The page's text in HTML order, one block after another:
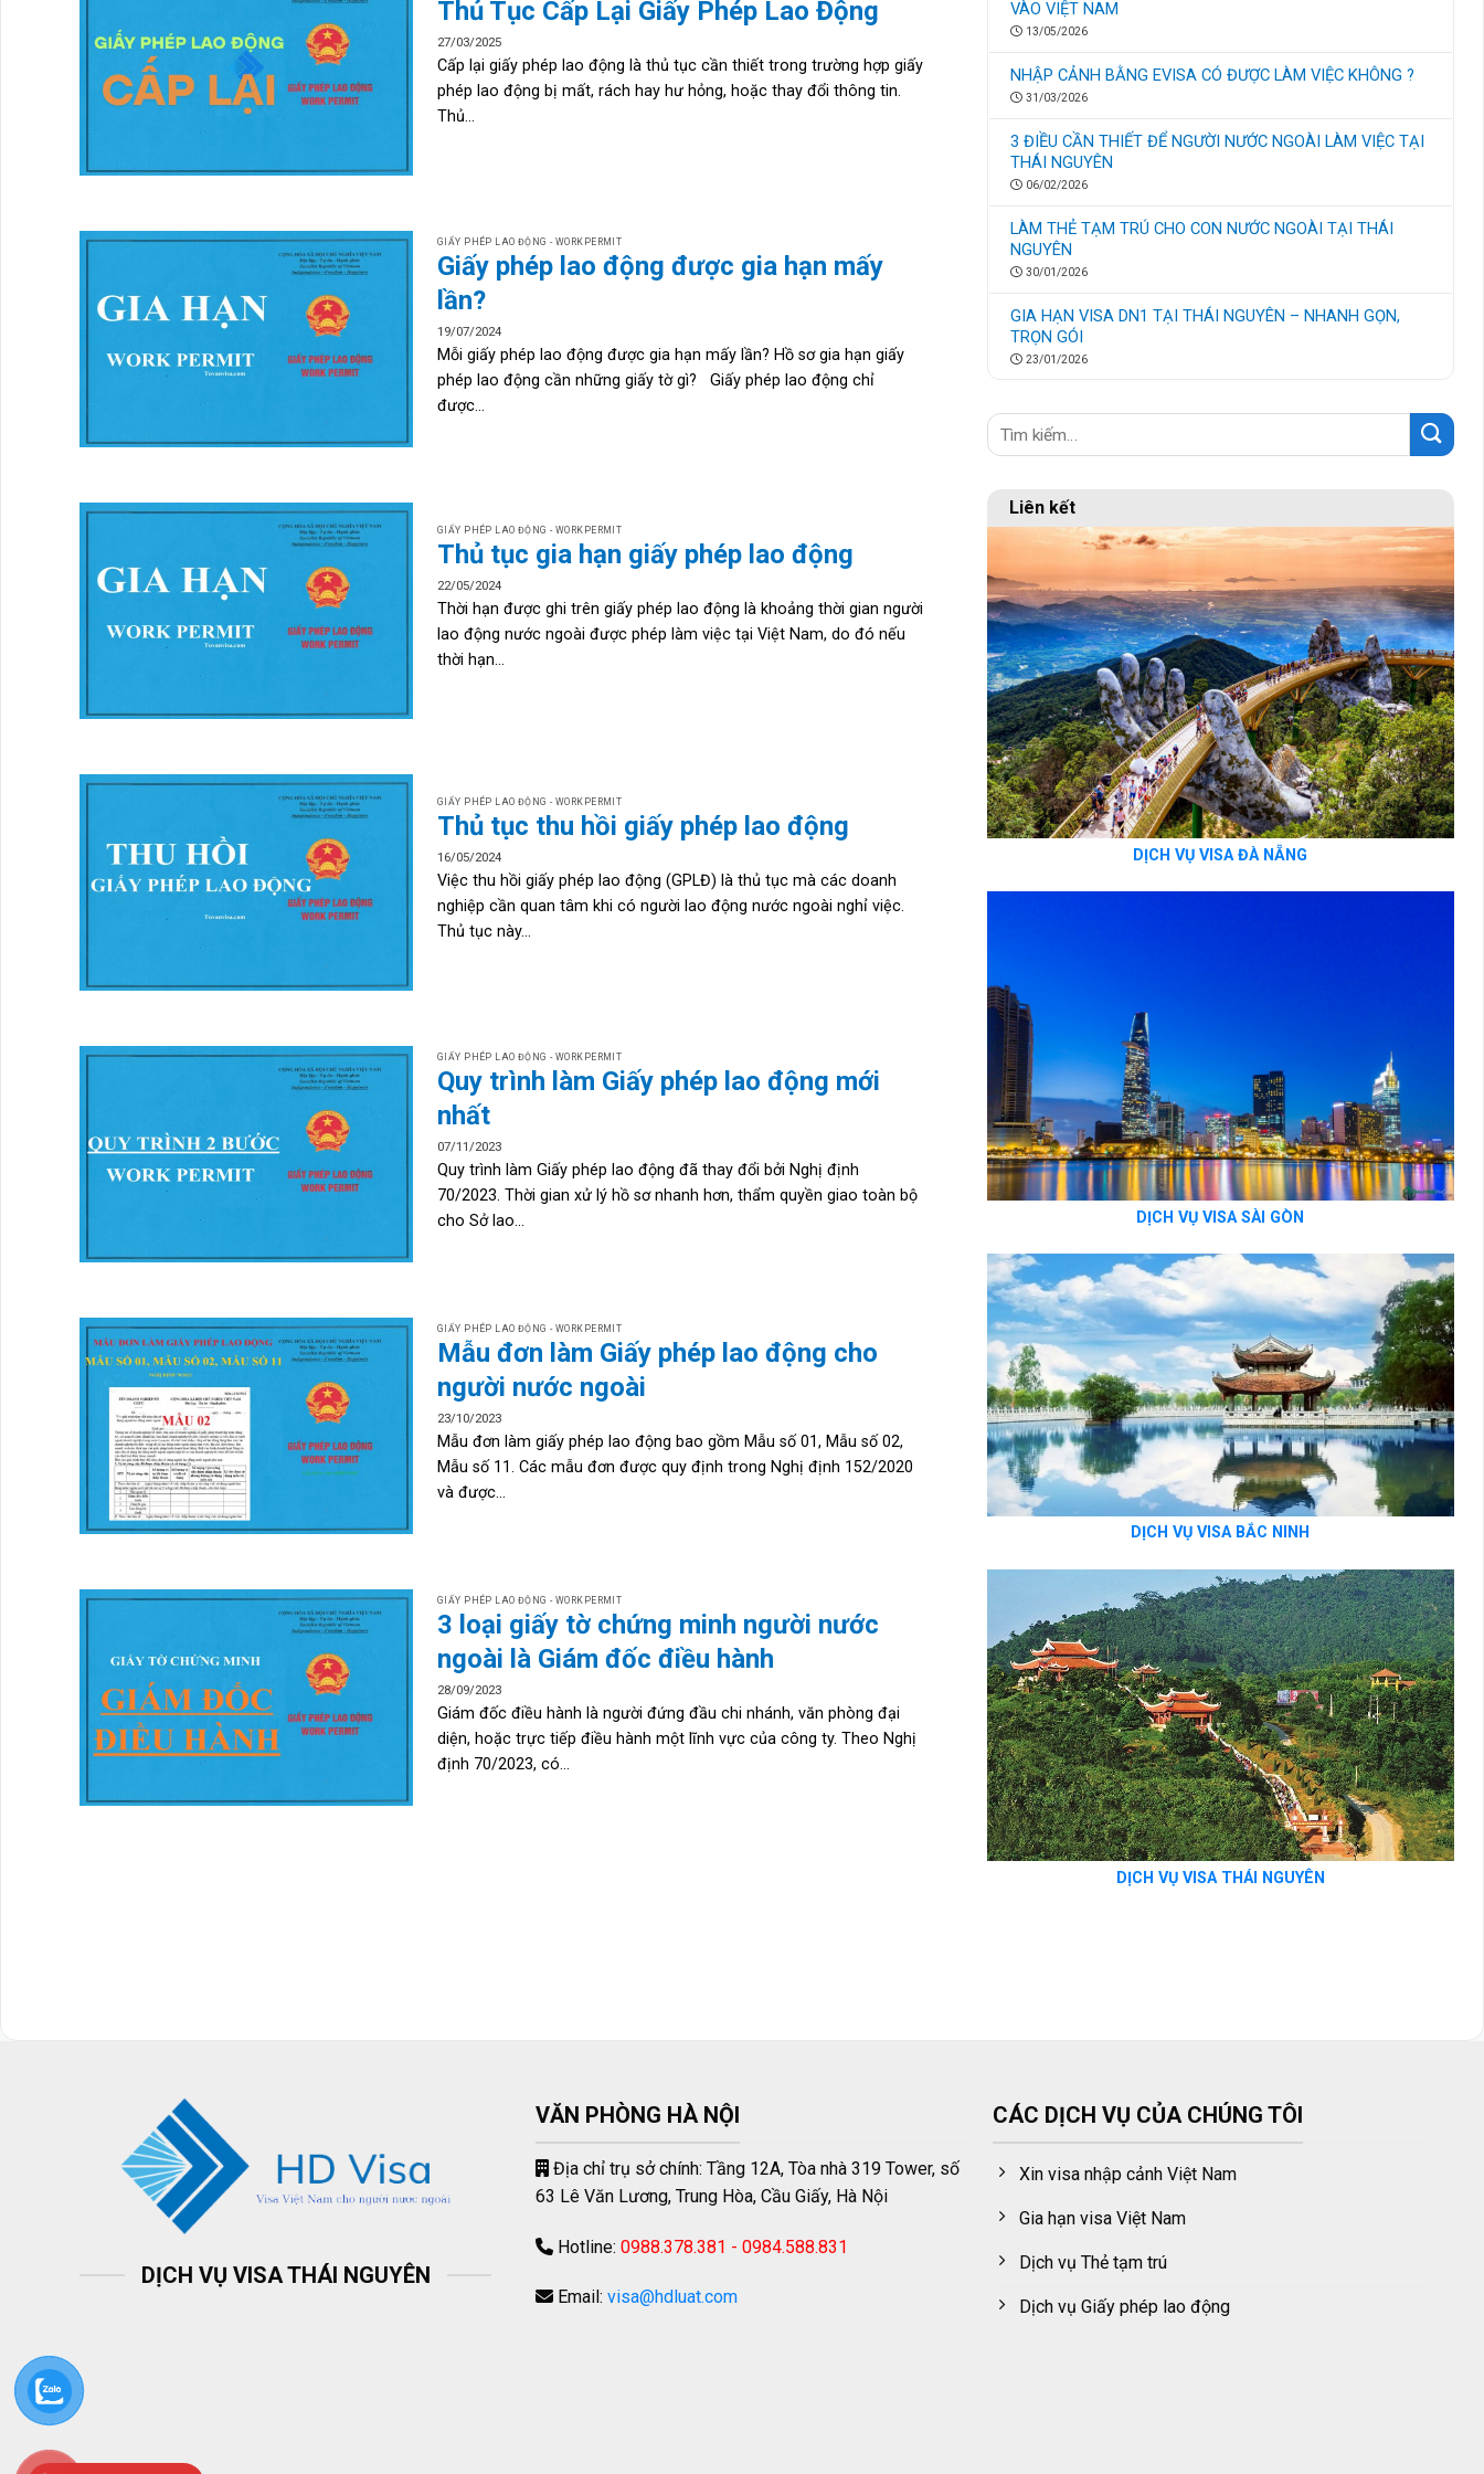
Thủ Tục Cấp Lại Giấy Phép Lao Động
27/03/2025
Cấp lại giấy phép lao động là thủ tục cần thiết trong trường hợp giấy
phép lao động bị mất, rách hay hư hỏng, hoặc thay đổi thông tin.
Thủ...
GIẤY PHÉP LAO ĐỘNG - WORKPERMIT
Giấy phép lao động được gia hạn mấy
lần?
19/07/2024
Mỗi giấy phép lao động được gia hạn mấy lần? Hồ sơ gia hạn giấy
phép lao động cần những giấy tờ gì? Giấy phép lao động chỉ
được...
GIẤY PHÉP LAO ĐỘNG - WORKPERMIT
Thủ tục gia hạn giấy phép lao động
22/05/2024
Thời hạn được ghi trên giấy phép lao động là khoảng thời gian người
lao động nước ngoài được phép làm việc tại Việt Nam, do đó nếu
thời hạn...
GIẤY PHÉP LAO ĐỘNG - WORKPERMIT
Thủ tục thu hồi giấy phép lao động
16/05/2024
Việc thu hồi giấy phép lao động (GPLĐ) là thủ tục mà các doanh
nghiệp cần quan tâm khi có người lao động nước ngoài nghỉ việc.
Thủ tục này...
GIẤY PHÉP LAO ĐỘNG - WORKPERMIT
Quy trình làm Giấy phép lao động mới
nhất
07/11/2023
Quy trình làm Giấy phép lao động đã thay đổi bởi Nghị định
70/2023. Thời gian xử lý hồ sơ nhanh hơn, thẩm quyền giao toàn bộ
cho Sở lao...
GIẤY PHÉP LAO ĐỘNG - WORKPERMIT
Mẫu đơn làm Giấy phép lao động cho
người nước ngoài
23/10/2023
Mẫu đơn làm giấy phép lao động bao gồm Mẫu số 01, Mẫu số 02,
Mẫu số 11. Các mẫu đơn được quy định trong Nghị định 152/2020
và được...
GIẤY PHÉP LAO ĐỘNG - WORKPERMIT
3 loại giấy tờ chứng minh người nước
ngoài là Giám đốc điều hành
28/09/2023
Giám đốc điều hành là người đứng đầu chi nhánh, văn phòng đại
diện, hoặc trực tiếp điều hành một lĩnh vực của công ty. Theo Nghị
định 70/2023, có...
VÀO VIỆT NAM
13/05/2026
NHẬP CẢNH BẰNG EVISA CÓ ĐƯỢC LÀM VIỆC KHÔNG ?
31/03/2026
3 ĐIỀU CẦN THIẾT ĐỂ NGƯỜI NƯỚC NGOÀI LÀM VIỆC TẠI
THÁI NGUYÊN
06/02/2026
LÀM THẺ TẠM TRÚ CHO CON NƯỚC NGOÀI TẠI THÁI
NGUYÊN
30/01/2026
GIA HẠN VISA DN1 TẠI THÁI NGUYÊN – NHANH GỌN,
TRỌN GÓI
23/01/2026
Liên kết
DỊCH VỤ VISA ĐÀ NẴNG
DỊCH VỤ VISA SÀI GÒN
DỊCH VỤ VISA BẮC NINH
DỊCH VỤ VISA THÁI NGUYÊN
DỊCH VỤ VISA THÁI NGUYÊN
VĂN PHÒNG HÀ NỘI
Địa chỉ trụ sở chính: Tầng 12A, Tòa nhà 319 Tower, số
63 Lê Văn Lương, Trung Hòa, Cầu Giấy, Hà Nội
Hotline:0988.378.381 - 0984.588.831
Email:visa@hdluat.com
CÁC DỊCH VỤ CỦA CHÚNG TÔI
Xin visa nhập cảnh Việt Nam
Gia hạn visa Việt Nam
Dịch vụ Thẻ tạm trú
Dịch vụ Giấy phép lao động